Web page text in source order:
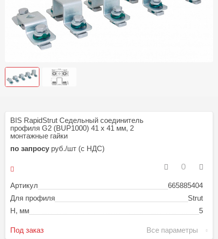
BIS RapidStrut Седельный соединитель
профиля G2 (BUP1000) 41 x 41 мм, 2
монтажные гайки
Артикул
665885404
Для профиля
Strut
H, мм
5
по запросу руб./шт (с НДС)
Под заказ Все параметры